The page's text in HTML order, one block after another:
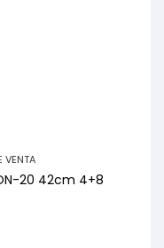
VENTA
20 42cm 4+8